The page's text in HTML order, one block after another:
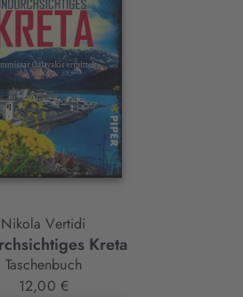
Nikola Vertidi
Kreta
Taschenbuch
12,00 €